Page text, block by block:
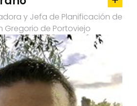
y Jefa de Planificación de
Gregorio de Portoviejo